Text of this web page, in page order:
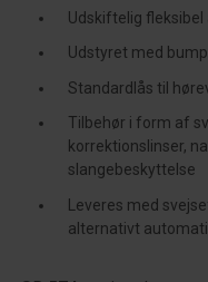
Udskiftelig
Udstyret med
Standardlås til
Tilbehør i form af
korrektionslinser,
slangebeskyttelse
Leveres med
alternativt